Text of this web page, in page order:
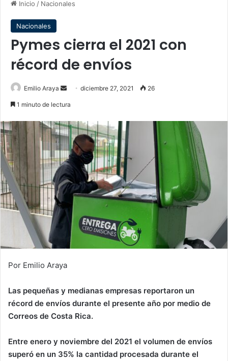
Inicio / Nacionales
Nacionales
Pymes cierra el 2021 con
récord de envíos
Emilio Araya
Senddiciembre 27, 2021 26
1 minuto de lectura
Por Emilio Araya
Las pequeñas y medianas empresas reportaron un
récord de envíos durante el presente año por medio de
Correos de Costa Rica.
Entre enero y noviembre del 2021 el volumen de envíos
superó en un 35% la cantidad procesada durante el